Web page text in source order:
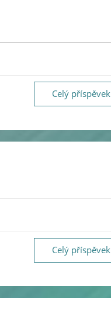
Celý příspěvek
Celý příspěvek